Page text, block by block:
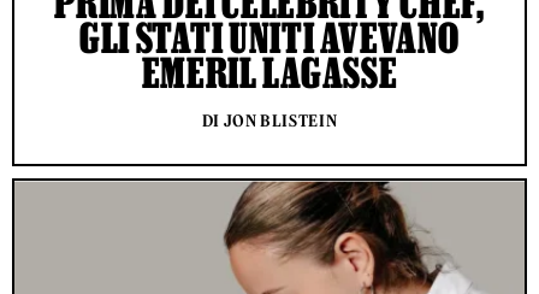
GLI STATI UNITI AVEVANO
EMERIL LAGASSE
DI JON BLISTEIN